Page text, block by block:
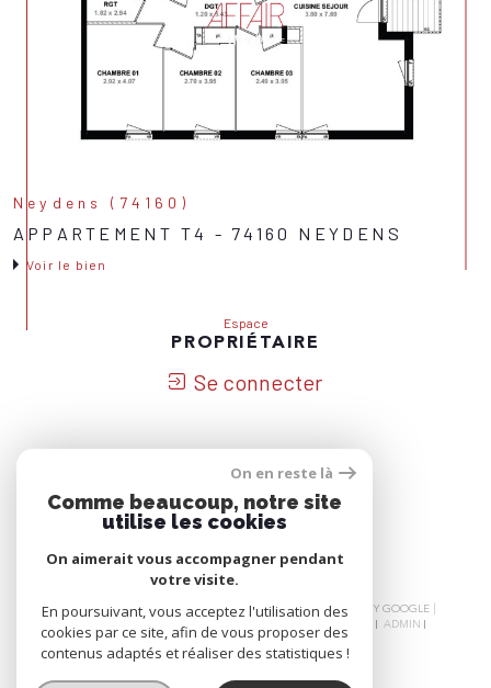
Neydens (74160)
APPARTEMENT T4 - 74160 NEYDENS
Voir le bien
Espace
PROPRIÉTAIRE
Se connecter
ADHÉRONS
© 2026 | TOUS DROITS RÉSERVÉS | TRADUCTION POWERED BY GOOGLE |
NOS HONORAIRES
PLAN DU SITE MENTIONS LÉGALES
ADMIN
NOS LIENS
POLITIQUE RGPD COOKIES
On en reste là
Comme beaucoup, notre site
utilise les cookies
On aimerait vous accompagner pendant
votre visite.
En poursuivant, vous acceptez l'utilisation des
cookies par ce site, afin de vous proposer des
contenus adaptés et réaliser des statistiques !